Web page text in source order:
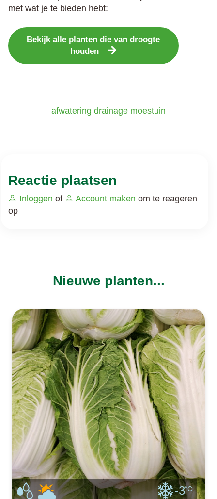
met wat je te bieden hebt:
Bekijk alle planten die vandroogte
houden
afwatering drainage moestuin
Reactie plaatsen
Inloggen of Account maken om te reageren
op
Nieuwe planten...
-3°C